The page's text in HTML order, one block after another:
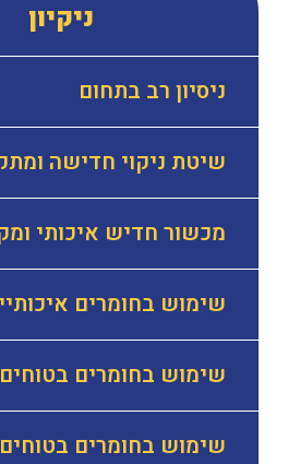
ניקיון
ניסיון רב בתחום
שיטת ניקוי חדישה
מכשור חדיש איכותי
שימוש בחומרים
שימוש בחומרים
שימוש בחומרים